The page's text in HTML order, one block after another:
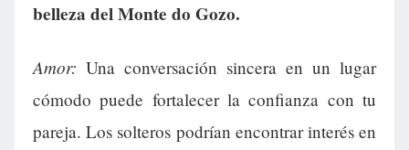
belleza del Monte do Gozo.
Amor: Una conversación sincera en un lugar
cómodo puede fortalecer la confianza con tu
pareja. Los solteros podrían encontrar interés en